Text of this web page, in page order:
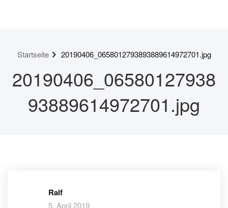
Startseite 20190406_0658012793893889614972701.jpg
20190406_06580127938
93889614972701.jpg
Ralf
5. April 2019